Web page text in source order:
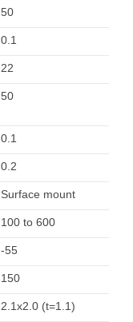
50
0.1
22
50
0.1
0.2
Surface mount
100 to 600
-55
150
2.1x2.0 (t=1.1)